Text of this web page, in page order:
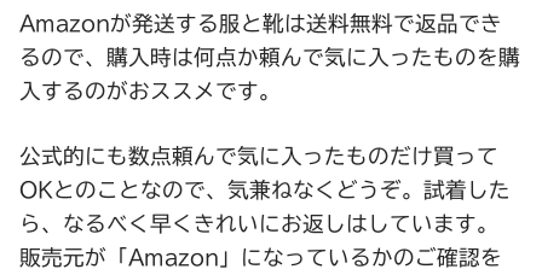
Amazonが発送する服と靴は送料無料で返品でき
るので、購入時は何点か頼んで気に入ったものを購
入するのがおススメです。
公式的にも数点頼んで気に入ったものだけ買って
OKとのことなので、気兼ねなくどうぞ。試着した
ら、なるべく早くきれいにお返しはしています。
販売元が「Amazon」になっているかのご確認を